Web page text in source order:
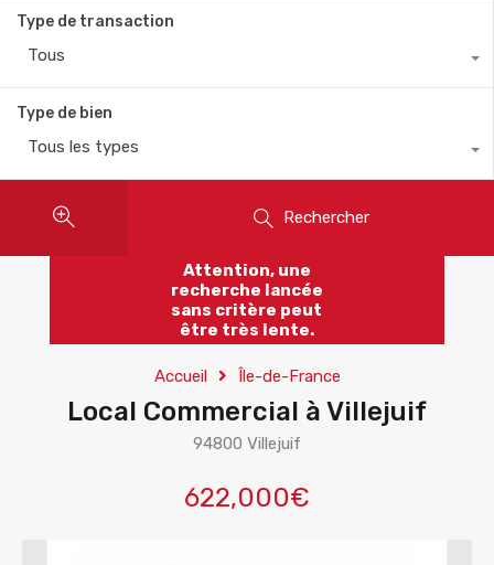
Type de transaction
Tous
Type de bien
Tous les types
Rechercher
Attention, une
recherche lancée
sans critère peut
être très lente.
Accueil Île-de-France
Local Commercial à Villejuif
94800 Villejuif
622,000€